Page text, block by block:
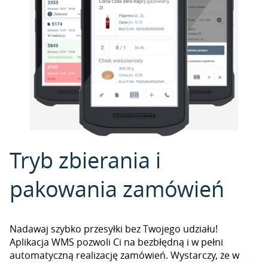
Tryb zbierania i
pakowania zamówień
Nadawaj szybko przesyłki bez Twojego udziału!
Aplikacja WMS pozwoli Ci na bezbłędną i w pełni
automatyczną realizację zamówień. Wystarczy, że w